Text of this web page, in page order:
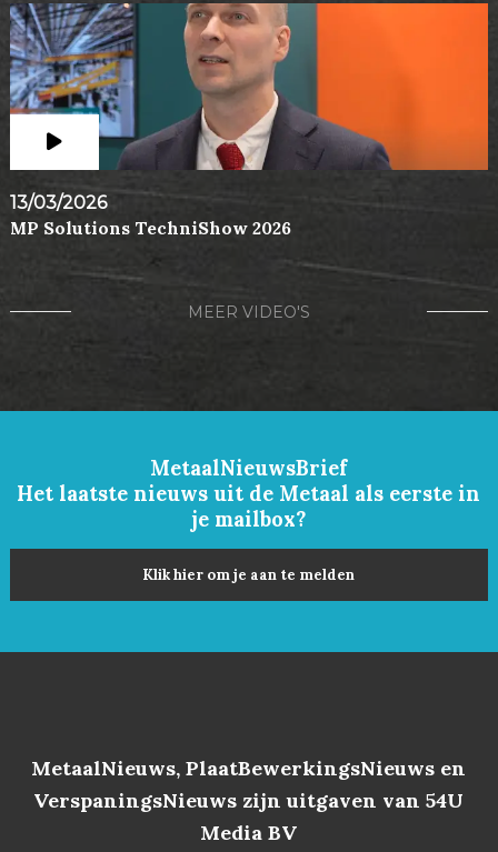
13/03/2026
MP Solutions TechniShow 2026
MEER VIDEO'S
MetaalNieuwsBrief
Het laatste nieuws uit de Metaal als eerste in
je mailbox?
Klik hier om je aan te melden
MetaalNieuws, PlaatBewerkingsNieuws en
VerspaningsNieuws zijn uitgaven van 54U
Media BV